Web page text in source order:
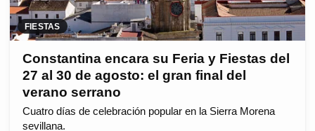
FIESTAS
Constantina encara su Feria y Fiestas del
27 al 30 de agosto: el gran final del
verano serrano
Cuatro días de celebración popular en la Sierra Morena
sevillana.